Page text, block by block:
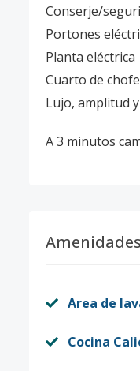
Conserje/
Portones
Planta eléctrica
Cuarto de
Lujo, amplitud
A 3 minutos
Amenidades
Area de
Cocina